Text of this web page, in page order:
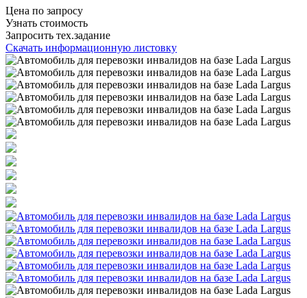
Цена по запросу
Узнать стоимость
Запросить тех.задание
Скачать информационную листовку